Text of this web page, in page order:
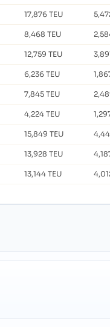
17,876 TEU
8,468 TEU
12,759 TEU
6,236 TEU
7,845 TEU
4,224 TEU
15,849 TEU
13,928 TEU
13,144 TEU